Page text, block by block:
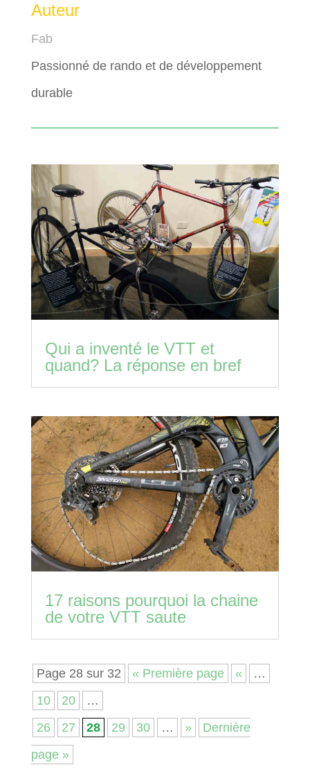
Auteur
Fab
Passionné de rando et de développement
durable
Qui a inventé le VTT et
quand? La réponse en bref
17 raisons pourquoi la chaine
de votre VTT saute
Page 28 sur 32 « Première page «
…
10
20
…
26
27 28 29 30 … »
Dernière
page »